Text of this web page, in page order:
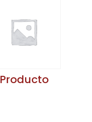
Producto